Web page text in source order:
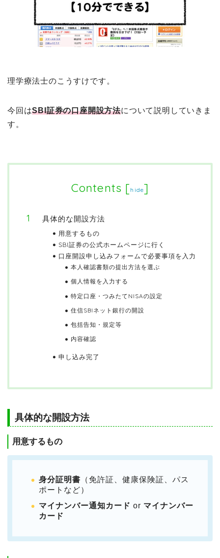
理学療法士のこうすけです。
今回はSBI証券の口座開設方法について説明していきま
す。
Contents [hide]
具体的な開設方法
用意するもの
SBI証券の公式ホームページに行く
口座開設申し込みフォームで必要事項を入力
本人確認書類の提出方法を選ぶ
個人情報を入力する
特定口座・つみたてNISAの設定
住信SBIネット銀行の開設
包括告知・規定等
内容確認
申し込み完了
具体的な開設方法
用意するもの
身分証明書 （免許証、健康保険証、パス
ポートなど）
マイナンバー通知カード or マイナンバー
カード